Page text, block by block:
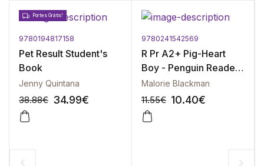
Portes Grátis!
9780194817158
Pet Result Student's
Book
Jenny Quintana
38.88€ 34.99€
9780241542569
R Pr A2+ Pig-Heart
Boy - Penguin Readers
Level 4
Malorie Blackman
11.55€ 10.40€